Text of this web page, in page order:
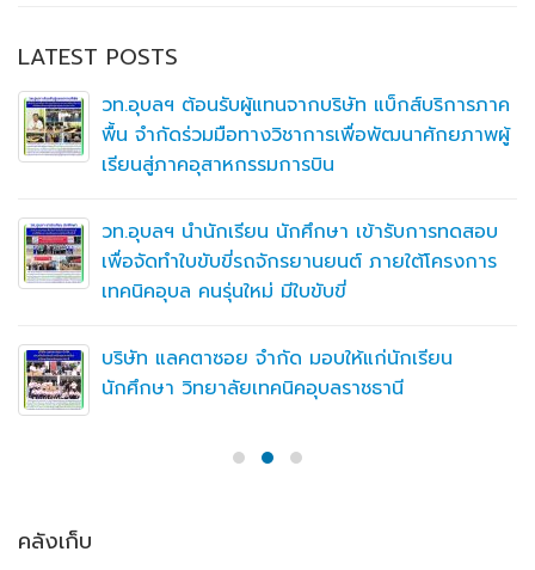
LATEST POSTS
วท.อุบลฯ ต้อนรับผู้แทนจากบริษัท แบ็กส์บริการภาค
พื้น จำกัดร่วมมือทางวิชาการเพื่อพัฒนาศักยภาพผู้
เรียนสู่ภาคอุสาหกรรมการบิน
วท.อุบลฯ นำนักเรียน นักศึกษา เข้ารับการทดสอบ
เพื่อจัดทำใบขับขี่รถจักรยานยนต์ ภายใต้โครงการ
เทคนิคอุบล คนรุ่นใหม่ มีใบขับขี่
บริษัท แลคตาซอย จำกัด มอบให้แก่นักเรียน
นักศึกษา วิทยาลัยเทคนิคอุบลราชธานี
คลังเก็บ